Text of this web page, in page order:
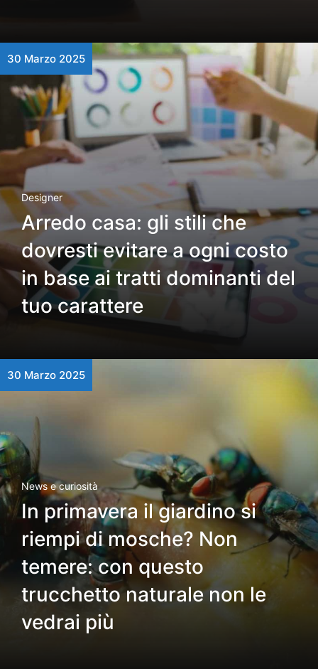
30 Marzo 2025
Designer
Arredo casa: gli stili che
dovresti evitare a ogni costo
in base ai tratti dominanti del
tuo carattere
30 Marzo 2025
News e curiosità
In primavera il giardino si
riempi di mosche? Non
temere: con questo
trucchetto naturale non le
vedrai più